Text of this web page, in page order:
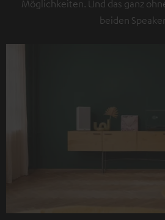
Möglichkeiten. Und das ganz
beiden